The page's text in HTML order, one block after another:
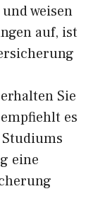
weisen
auf, ist
Sie
es
eine